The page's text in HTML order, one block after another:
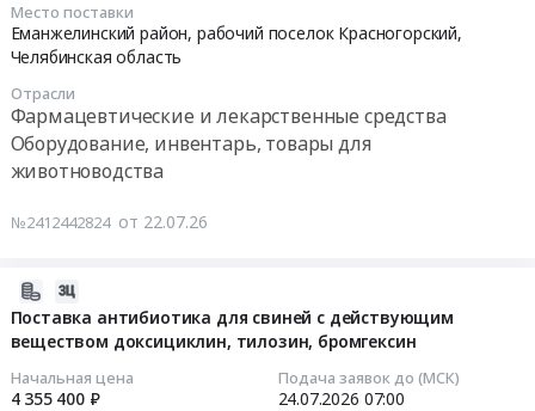
Место поставки
Еманжелинский район, рабочий поселок Красногорский,
Челябинская область
Отрасли
Фармацевтические и лекарственные средства
Оборудование, инвентарь, товары для
животноводства
№2412442824 от 22.07.26
Поставка антибиотика для свиней с действующим
веществом доксициклин, тилозин, бромгексин
Начальная цена
4 355 400 ₽
Подача заявок до (МСК)
24.07.2026 07:00